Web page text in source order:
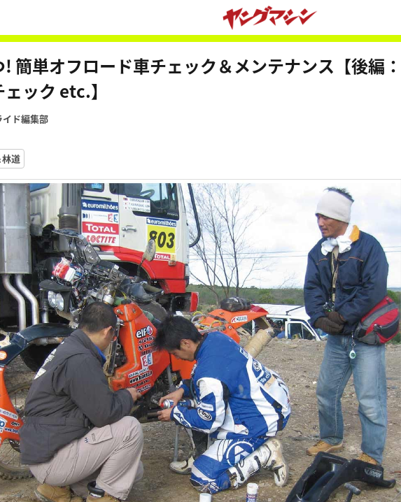
簡単オフロード車チェック＆メンテナンス【後編：
ック etc.】
イド編集部
道